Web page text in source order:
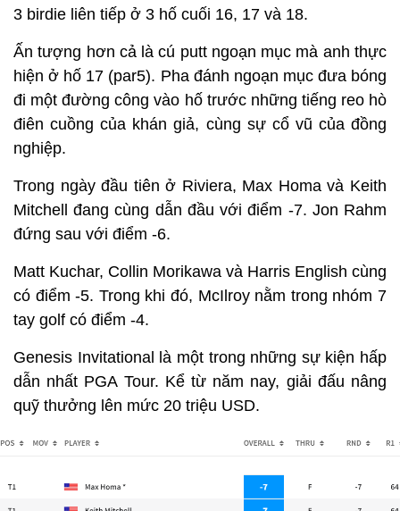
3 birdie liên tiếp ở 3 hố cuối 16, 17 và 18.
Ấn tượng hơn cả là cú putt ngoạn mục mà anh thực
hiện ở hố 17 (par5). Pha đánh ngoạn mục đưa bóng
đi một đường công vào hố trước những tiếng reo hò
điên cuồng của khán giả, cùng sự cổ vũ của đồng
nghiệp.
Trong ngày đầu tiên ở Riviera, Max Homa và Keith
Mitchell đang cùng dẫn đầu với điểm -7. Jon Rahm
đứng sau với điểm -6.
Matt Kuchar, Collin Morikawa và Harris English cùng
có điểm -5. Trong khi đó, McIlroy nằm trong nhóm 7
tay golf có điểm -4.
Genesis Invitational là một trong những sự kiện hấp
dẫn nhất PGA Tour. Kể từ năm nay, giải đấu nâng
quỹ thưởng lên mức 20 triệu USD.